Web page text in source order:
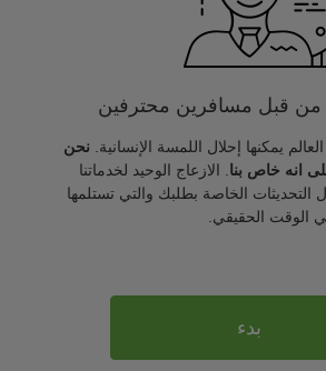
من قبل مسافرين محترفين
يمكنها إحلال اللمسة الإنسانية. نحن
انه خاص بنا . الازعاج الوحيد لخدماتنا
الخاصة بطلبك والتي تستلمها
الوقت الحقيقي.
بدء